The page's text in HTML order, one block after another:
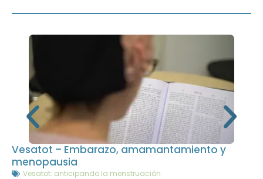
Vesatot – Embarazo, amamantamiento y
menopausia
Vesatot: anticipando la menstruación